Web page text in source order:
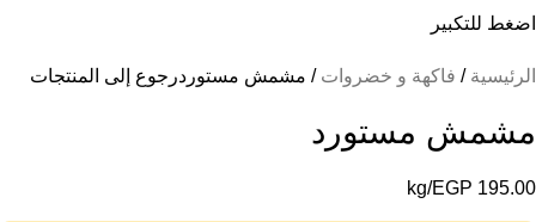
اضغط للتكبير
الرئيسية فاكهة و خضروات مشمش مستوردرجوع إلى المنتجات
مشمش مستورد
EGP 195.00
/kg